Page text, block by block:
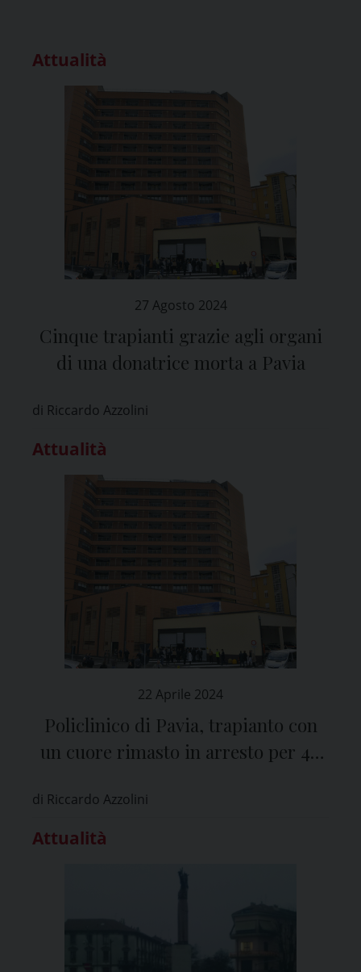
Attualità
27 Agosto 2024
Cinque trapianti grazie agli organi
di una donatrice morta a Pavia
di Riccardo Azzolini
Attualità
22 Aprile 2024
Policlinico di Pavia, trapianto con
un cuore rimasto in arresto per 40
di Riccardo Azzolini
Attualità